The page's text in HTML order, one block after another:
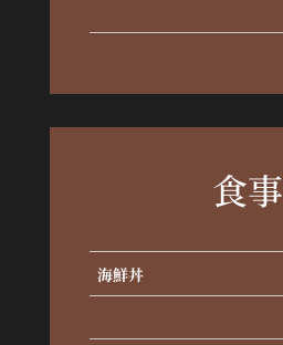
食事
海鮮丼